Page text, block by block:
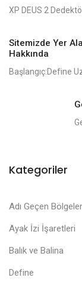
XP DEUS 2
Sitemizde Yer
Hakkında
Başlangıç:Define
Kategoriler
Adı Geçen Bölgeler
Ayak İzi İşaretleri
Balık ve Balina
Define